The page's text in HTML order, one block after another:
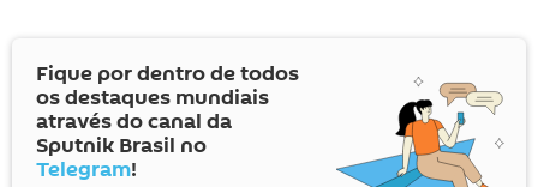
Fique por dentro de todos
os destaques mundiais
através do canal da
Sputnik Brasil no
Telegram!